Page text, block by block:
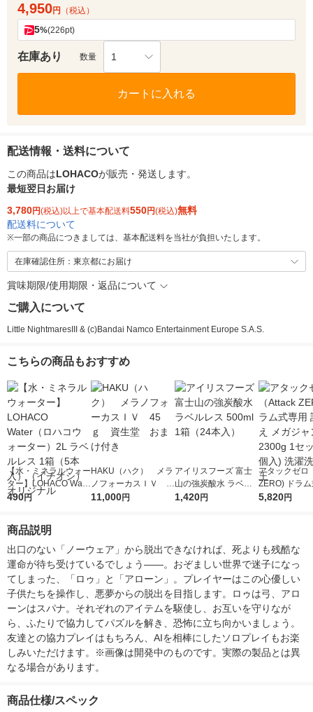
4,950円 （税込）
5%(226pt)
在庫あり 数量 1
カートに入れる
配送情報・送料について
この商品はLOHACOが販売・発送します。
最短翌日お届け
3,780円(税込)以上で基本配送料550円(税込)無料
配送料について
※一部の商品につきましては、基本配送料を当社が負担いたします。
在庫確認住所：東京都にお届け
賞味期限/使用期限・返品について
ご購入について
Little NightmaresIII & (c)Bandai Namco Entertainment Europe S.A.S.
こちらの商品もおすすめ
【水・ミネラルウォー
ター】LOHACO Wate
r（ロハコウォータ
シ） オリジナル
490円
HAKU（ハク） メラ
ノフォーカスＩＶ 4
5ｇ 資生堂 おまけ
11,000円
アイリスフーズ 富士
山の強炭酸水 ラベル
レス 500ml 1箱（24
1,420円
アタックゼロ
ZERO) ドラ
詰め替え メガ
5,820円
商品説明
出口のない「ノーウェア」から脱出できなければ、死よりも残酷な
運命が待ち受けているでしょう――。おぞましい世界で迷子になっ
てしまった、「ロゥ」と「アローン」。プレイヤーはこの心優しい
子供たちを操作し、悪夢からの脱出を目指します。ロゥは弓、アロ
ーンはスパナ。それぞれのアイテムを駆使し、お互いを守りなが
ら、ふたりで協力してパズルを解き、恐怖に立ち向かいましょう。
友達との協力プレイはもちろん、AIを相棒にしたソロプレイもお楽
しみいただけます。※画像は開発中のものです。実際の製品とは異
なる場合があります。
商品仕様/スペック